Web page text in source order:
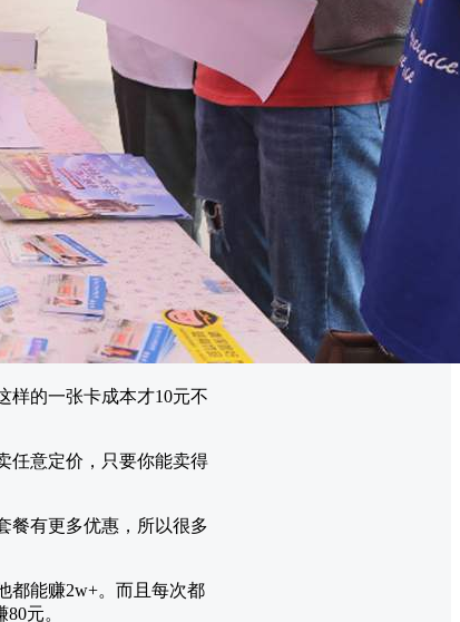
样的一张卡成本才10元不
任意定价，只要你能卖得
餐有更多优惠，所以很多
都能赚2w+。而且每次都
元。